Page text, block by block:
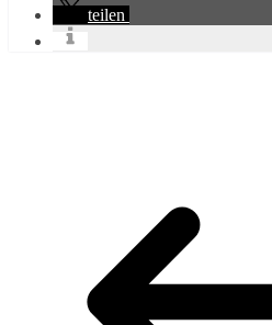
teilen